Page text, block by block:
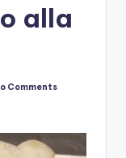
alla
Comments